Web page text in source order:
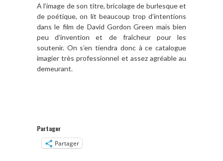
A l’image de son titre, bricolage de burlesque et
de poétique, on lit beaucoup trop d’intentions
dans le film de David Gordon Green mais bien
peu d’invention et de fraîcheur pour les
soutenir. On s’en tiendra donc à ce catalogue
imagier très professionnel et assez agréable au
demeurant.
Partager
Partager